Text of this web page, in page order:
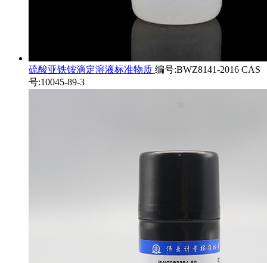
硫酸亚铁铵滴定溶液标准物质 编号:BWZ8141-2016 CAS
号:10045-89-3